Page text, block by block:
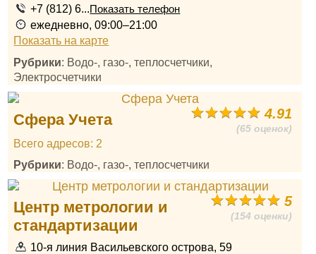
+7 (812) 6...Показать телефон
ежедневно, 09:00–21:00
Показать на карте
Рубрики: Водо-, газо-, теплосчетчики,
Электросчетчики
4.91
(65 оценок)
Сфера Учета
Всего адресов: 2
Рубрики: Водо-, газо-, теплосчетчики
5
(154 оценки)
Центр метрологии и
стандартизации
10-я линия Васильевского острова, 59